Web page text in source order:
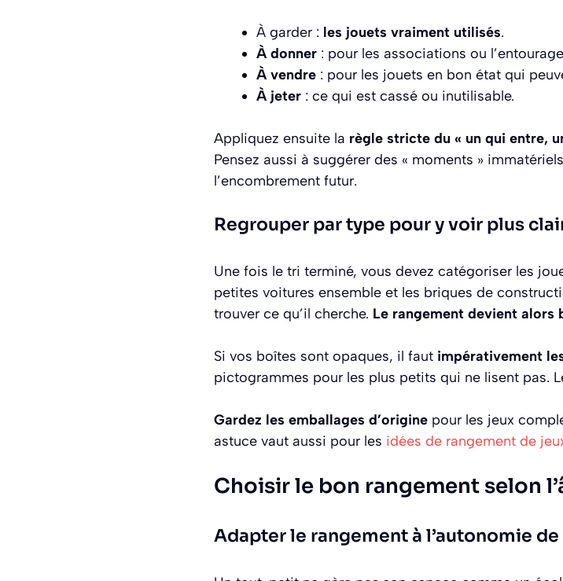
À garder : les jouets vraiment utilisés.
À donner : pour les associations ou
À vendre : pour les jouets en bon état qui
À jeter : ce qui est cassé ou inutilisable.
Appliquez ensuite la règle stricte du « un qui entre,
Pensez aussi à suggérer des « moments »
l’encombrement futur.
Regrouper par type pour y voir plus
Une fois le tri terminé, vous devez catégoriser les
petites voitures ensemble et les briques de
trouver ce qu’il cherche. Le rangement devient alors
Si vos boîtes sont opaques, il faut impérativement
pictogrammes pour les plus petits qui ne lisent pas.
Gardez les emballages d’origine pour les jeux
astuce vaut aussi pour les idées de rangement de
Choisir le bon rangement selon
Adapter le rangement à l’autonomie de